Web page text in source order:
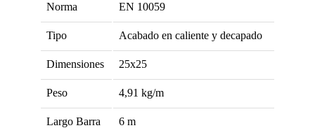
Norma EN 10059
Tipo Acabado en caliente y decapado
Dimensiones 25x25
Peso 4,91 kg/m
Largo Barra 6 m